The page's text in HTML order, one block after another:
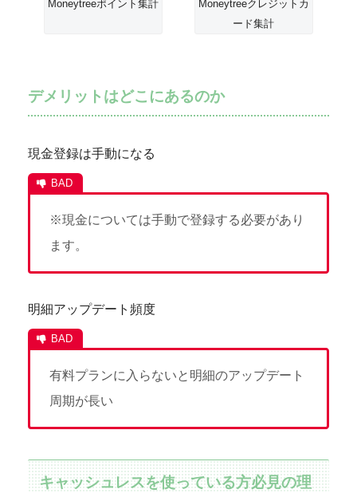
Moneytreeポイント集計
Moneytreeクレジットカ
ード集計
デメリットはどこにあるのか
現金登録は手動になる
※現金については手動で登録する必要があり
ます。
明細アップデート頻度
有料プランに入らないと明細のアップデート
周期が長い
キャッシュレスを使っている方必見の理